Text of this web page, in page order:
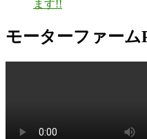
ます!!
モーターファーム